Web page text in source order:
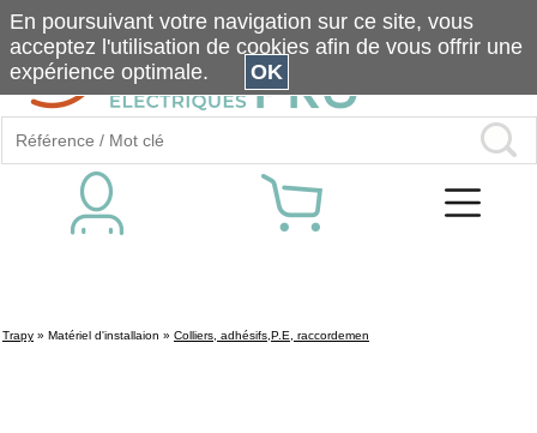
Trapy » Matériel d'installaion » Colliers, adhésifs,P.E, raccordemen
En poursuivant votre navigation sur ce site, vous
acceptez l'utilisation de cookies afin de vous offrir une
expérience optimale.
OK